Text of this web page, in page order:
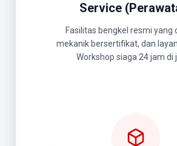
Service
Fasilitas bengkel resmi yang
mekanik bersertifikat, dan
Workshop siaga 24 jam di